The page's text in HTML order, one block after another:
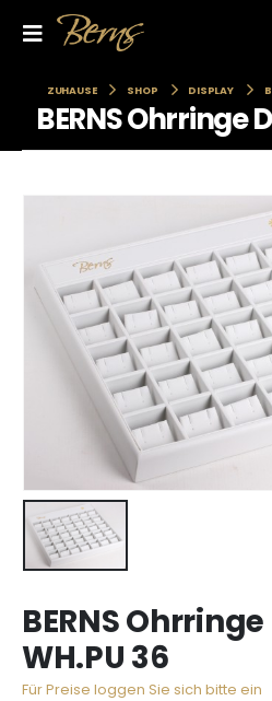
ZUHAUSE SHOP DISPLAY
BERNS Ohrringe
BERNS Ohrringe
WH.PU 36
Für Preise loggen Sie sich bitte ein